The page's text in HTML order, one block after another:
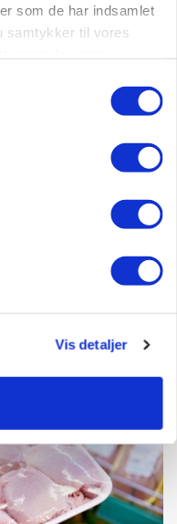
som de har indsamlet
samtykker til vores
Vis detaljer
Sådan holder PN